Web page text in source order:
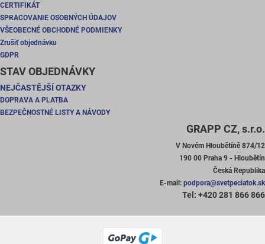
CERTIFIKÁT
SPRACOVANIE OSOBNÝCH ÚDAJOV
VŠEOBECNÉ OBCHODNÉ PODMIENKY
Zrušiť objednávku
GDPR
STAV OBJEDNÁVKY
NEJČASTĚJŠÍ OTAZKY
DOPRAVA A PLATBA
BEZPEČNOSTNÉ LISTY A NÁVODY
GRAPP CZ, s.r.o.
V Novém Hloubětíně 874/12
190 00 Praha 9 - Hloubětín
Česká Republika
E-mail: podpora@svetpeciatok.sk
Tel: +420 281 866 866